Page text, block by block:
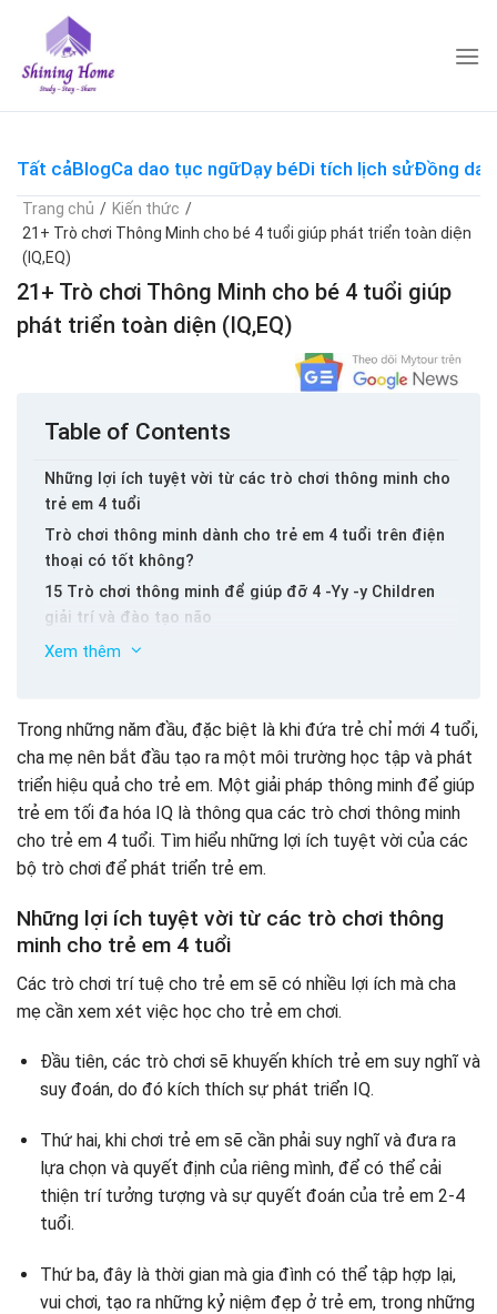
content
Tất cảBlogCa dao tục ngữDạy béDi tích lịch sửĐồng dao
Trang chủ / Kiến thức /
21+ Trò chơi Thông Minh cho bé 4 tuổi giúp phát triển toàn diện
(IQ,EQ)
21+ Trò chơi Thông Minh cho bé 4 tuổi giúp
phát triển toàn diện (IQ,EQ)
Table of Contents
Những lợi ích tuyệt vời từ các trò chơi thông minh cho
trẻ em 4 tuổi
Trò chơi thông minh dành cho trẻ em 4 tuổi trên điện
thoại có tốt không?
15 Trò chơi thông minh để giúp đỡ 4 -Yy -y Children
giải trí và đào tạo não
Trò chơi tìm thấy cùng một cặp
Tìm kiếm các đối tượng
Trò chơi của đất sét
Lắp ráp
Giải câu đố
Bài học về chướng ngại vật
Khối lập phương
Chơi với trò chơi
Kể chuyện kể chuyện
Kể một câu chuyện
Ngữ âm
Thực hành suy nghĩ với 300 trò chơi trí tuệ cho trẻ em
4 tuổi
10 Đồ chơi cho trẻ em 4 tuổi để phát triển trí thông
Một số ghi chú khi chọn đồ chơi thông minh cho trẻ
em 4 tuổi
Xem thêm
Trong những năm đầu, đặc biệt là khi đứa trẻ chỉ mới 4 tuổi,
cha mẹ nên bắt đầu tạo ra một môi trường học tập và phát
triển hiệu quả cho trẻ em. Một giải pháp thông minh để giúp
trẻ em tối đa hóa IQ là thông qua các trò chơi thông minh
cho trẻ em 4 tuổi. Tìm hiểu những lợi ích tuyệt vời của các
bộ trò chơi để phát triển trẻ em.
Những lợi ích tuyệt vời từ các trò chơi thông
minh cho trẻ em 4 tuổi
Các trò chơi trí tuệ cho trẻ em sẽ có nhiều lợi ích mà cha
mẹ cần xem xét việc học cho trẻ em chơi.
Đầu tiên, các trò chơi sẽ khuyến khích trẻ em suy nghĩ và
suy đoán, do đó kích thích sự phát triển IQ.
Thứ hai, khi chơi trẻ em sẽ cần phải suy nghĩ và đưa ra
lựa chọn và quyết định của riêng mình, để có thể cải
thiện trí tưởng tượng và sự quyết đoán của trẻ em 2-4
tuổi.
Thứ ba, đây là thời gian mà gia đình có thể tập hợp lại,
vui chơi, tạo ra những kỷ niệm đẹp ở trẻ em, trong những